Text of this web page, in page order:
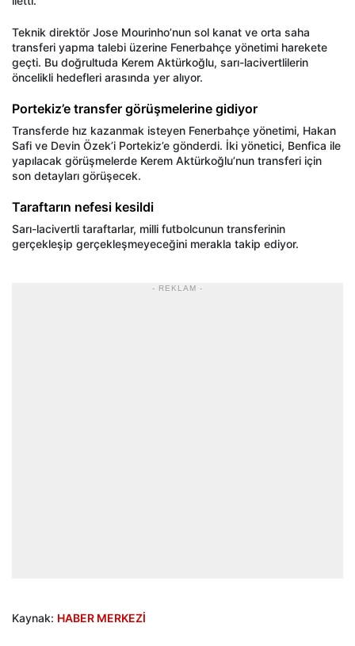
Teknik direktör Jose Mourinho’nun sol kanat ve orta saha
transferi yapma talebi üzerine Fenerbahçe yönetimi harekete
geçti. Bu doğrultuda Kerem Aktürkoğlu, sarı-lacivertlilerin
öncelikli hedefleri arasında yer alıyor.
Portekiz’e transfer görüşmelerine gidiyor
Transferde hız kazanmak isteyen Fenerbahçe yönetimi, Hakan
Safi ve Devin Özek’i Portekiz’e gönderdi. İki yönetici, Benfica ile
yapılacak görüşmelerde Kerem Aktürkoğlu’nun transferi için
son detayları görüşecek.
Taraftarın nefesi kesildi
Sarı-lacivertli taraftarlar, milli futbolcunun transferinin
gerçekleşip gerçekleşmeyeceğini merakla takip ediyor.
- REKLAM -
Kaynak: HABER MERKEZİ